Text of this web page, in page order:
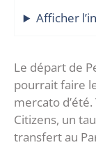
Afficher
Le départ de
pourrait faire
mercato
Citizens, un
transfert au